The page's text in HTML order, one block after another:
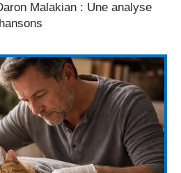
Malakian : Une analyse